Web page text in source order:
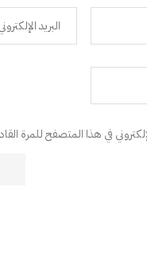
في هذا المتصفح للمرة